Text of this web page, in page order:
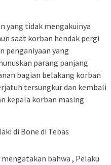
yang tidak mengakuinya
saat korban hendak pergi
penganiyaan yang
parang panjang
bagian belakang korban
tersungkur dan kembali
kepala korban masing
bahwa , Pelaku